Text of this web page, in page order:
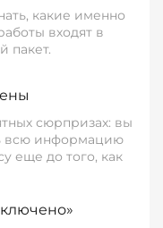
какие именно
входят в
пакет.
сюрпризах: вы
всю информацию
еще до того, как